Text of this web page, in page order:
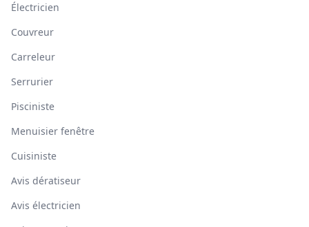
Électricien
Couvreur
Carreleur
Serrurier
Pisciniste
Menuisier fenêtre
Cuisiniste
Avis dératiseur
Avis électricien